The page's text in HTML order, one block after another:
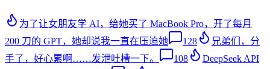
为了让女朋友学 AI，给她买了 MacBook Pro，开了每月
200 刀的 GPT，她却说我一直在压迫她
128
兄弟们，分
手了，好心累啊……发泄吐槽一下。
108 DeepSeek API